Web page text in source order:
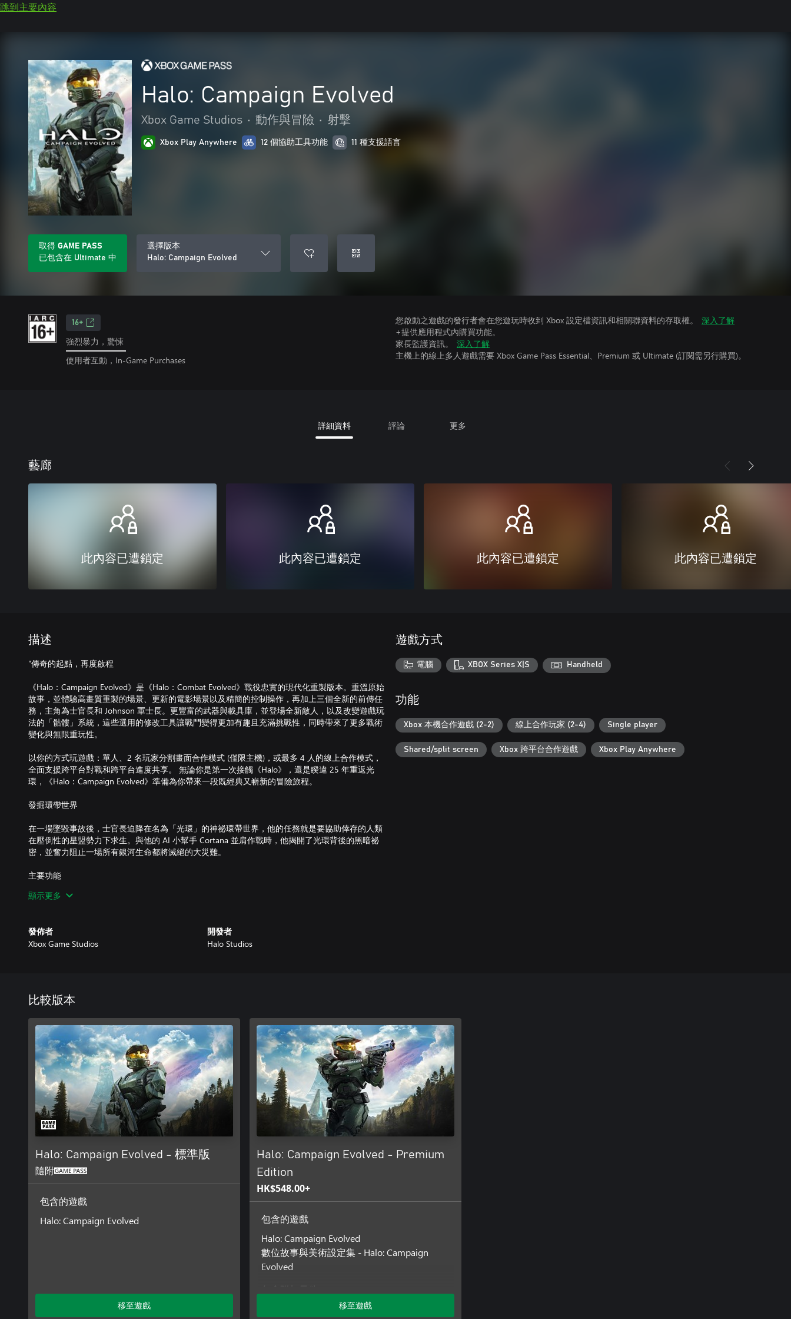
跳到主要內容
Halo: Campaign Evolved
Xbox Game Studios • 動作與冒險 • 射擊
Xbox Play Anywhere 12 個協助工具功能 11 種支援語言
取得 GAME PASS
已包含在 Ultimate 中
選擇版本
Halo: Campaign Evolved
16+
強烈暴力，驚悚
使用者互動，In-Game Purchases
您啟動之遊戲的發行者會在您遊玩時收到 Xbox 設定檔資訊和相關聯資料的存取權。
深入了解
+提供應用程式內購買功能。
家長監護資訊。
深入了解
主機上的線上多人遊戲需要 Xbox Game Pass Essential、Premium 或 Ultimate (訂閱需另行購買)。
詳細資料 評論 更多
藝廊
此內容已遭鎖定 此內容已遭鎖定 此內容已遭鎖定 此內容已遭鎖定
描述
"傳奇的起點，再度啟程
《Halo：Campaign Evolved》是《Halo：Combat Evolved》戰役忠實的現代化重製版本。重溫原始
故事，並體驗高畫質重製的場景、更新的電影場景以及精簡的控制操作，再加上三個全新的前傳任
務，主角為士官長和 Johnson 軍士長。更豐富的武器與載具庫，並登場全新敵人，以及改變遊戲玩
法的「骷髏」系統，這些選用的修改工具讓戰鬥變得更加有趣且充滿挑戰性，同時帶來了更多戰術
變化與無限重玩性。
以你的方式玩遊戲：單人、2 名玩家分割畫面合作模式 (僅限主機)，或最多 4 人的線上合作模式，
全面支援跨平台對戰和跨平台進度共享。 無論你是第一次接觸《Halo》，還是睽違 25 年重返光
環，《Halo：Campaign Evolved》準備為你帶來一段既經典又嶄新的冒險旅程。
發掘環帶世界
在一場墜毀事故後，士官長迫降在名為「光環」的神祕環帶世界，他的任務就是要協助倖存的人類
在壓倒性的星盟勢力下求生。與他的 AI 小幫手 Cortana 並肩作戰時，他揭開了光環背後的黑暗祕
密，並奮力阻止一場所有銀河生命都將滅絕的大災難。
主要功能
完整戰役，全面重製
電影場景與音效，全面革新
戰鬥與武器，全面擴充
經典的《Halo》戰鬥手感依舊熟悉，但這次是不同於以往的流暢精準。奔跑、瞄準並進行更細膩的
精準操作。首次在《Halo：CE》中登場，9 種來自系列各代的經典武器供你選擇，包括能量劍、戰
鬥步槍和針刺步槍，讓你以更多策略迎戰每一場戰鬥。
全新三個前傳任務
跟士官長和 Johnson 軍士長一同展開全新劇情篇章，故事設定在《Halo：Combat Evolved》事件發
生前，推出了全新的環境、遊戲玩法、角色和敵人。
獨自遊玩或與朋友一起遊玩
在 2 人分割畫面合作模式 (僅限主機) 或最多 4 人的線上合作模式中體驗完整戰役，並支援主機和電
腦的跨平台對戰和進度共享。
無論是開著疣豬號疾馳戰場，或者跟好友一起翻個四腳朝天，載具操作一直都是《Halo》樂趣的核
心所在。現在，設計更加升級：首次在《Halo：CE》中登場，你可以奪取敵方載具，甚至是駕駛可
全面操控的幽靈坦克，同時製造出令人難忘的混亂場景。
重混戰役，體驗無限重玩性
使用「重混戰役」功能來返回任意任務，並透過《Halo》戰役中大幅改變遊戲玩法的「骷髏」系
統，重混遊戲體驗。這些選用的修正工具可隨機變化武器、敵人和環境配置，持續帶來全新挑戰與
顯示更多
發佈者
Xbox Game Studios
開發者
Halo Studios
遊戲方式
電腦 XBOX Series X|S Handheld
功能
Xbox 本機合作遊戲 (2-2) 線上合作玩家 (2-4) Single player
Shared/split screen Xbox 跨平台合作遊戲 Xbox Play Anywhere
比較版本
Halo: Campaign Evolved - 標準版
隨附
包含的遊戲
Halo: Campaign Evolved
移至遊戲
Halo: Campaign Evolved - Premium
Edition
HK$548.00+
包含的遊戲
Halo: Campaign Evolved
數位故事與美術設定集 - Halo: Campaign
Evolved
Alpha Halo Armory Pack - Halo: Campaign
移至遊戲